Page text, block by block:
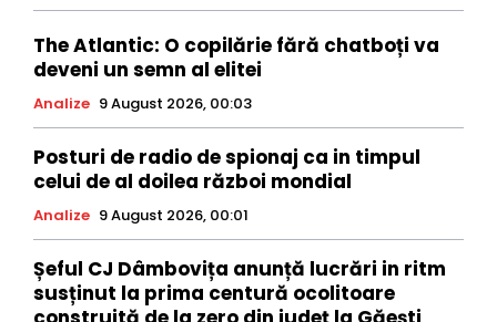
The Atlantic: O copilărie fără chatboți va
deveni un semn al elitei
Analize 9 August 2026, 00:03
Posturi de radio de spionaj ca in timpul
celui de al doilea război mondial
Analize 9 August 2026, 00:01
Șeful CJ Dâmbovița anunță lucrări in ritm
susținut la prima centură ocolitoare